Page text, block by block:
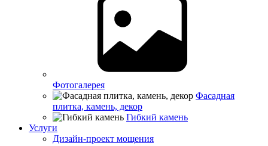
Фотогалерея
Фасадная
плитка, камень, декор
Гибкий камень
Услуги
Дизайн-проект мощения